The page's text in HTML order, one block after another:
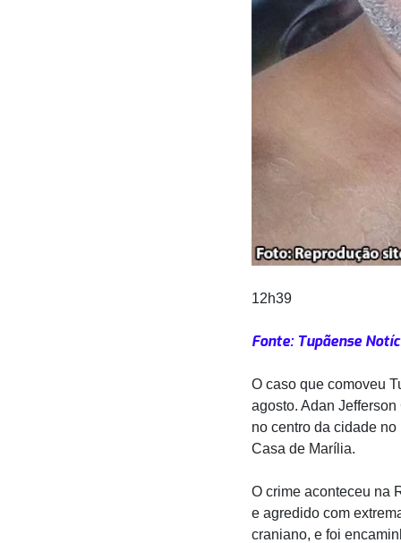
12h39
Fonte: Tupãense
O caso que comoveu
agosto. Adan
no centro da cidade
Casa de Marília.
O crime aconteceu na
e agredido com
craniano, e foi